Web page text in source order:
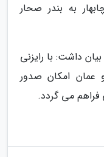
به بندر صحار
داشت: با رایزنی
عمان امکان صدور
فراهم می گردد.